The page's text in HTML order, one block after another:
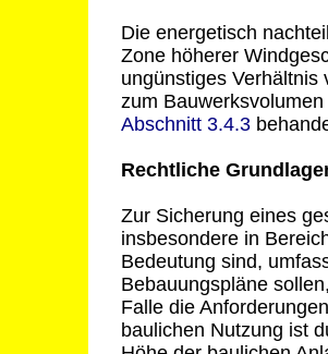
Die energetisch
Zone höherer
ungünstiges Verhältnis
zum
Abschnitt 3.4.3
Rechtliche
Zur Sicherung eines
insbesondere in
Bedeutung sind,
Bebauungspläne
Falle die
baulichen Nutzung ist